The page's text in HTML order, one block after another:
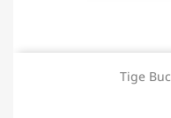
Tige